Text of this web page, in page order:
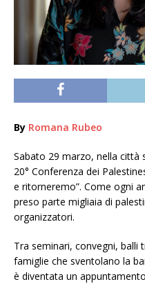
By Romana Rubeo
Sabato 29 marzo, nella città
20° Conferenza dei
e ritorneremo”. Come ogni
preso parte migliaia di
organizzatori.
Tra seminari, convegni, balli
famiglie che sventolano la
è diventata un